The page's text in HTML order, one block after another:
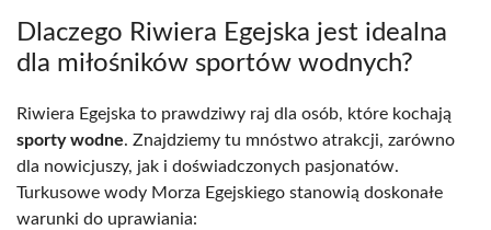
Dlaczego Riwiera Egejska jest idealna
dla miłośników sportów wodnych?
Riwiera Egejska to prawdziwy raj dla osób, które kochają
sporty wodne. Znajdziemy tu mnóstwo atrakcji, zarówno
dla nowicjuszy, jak i doświadczonych pasjonatów.
Turkusowe wody Morza Egejskiego stanowią doskonałe
warunki do uprawiania: